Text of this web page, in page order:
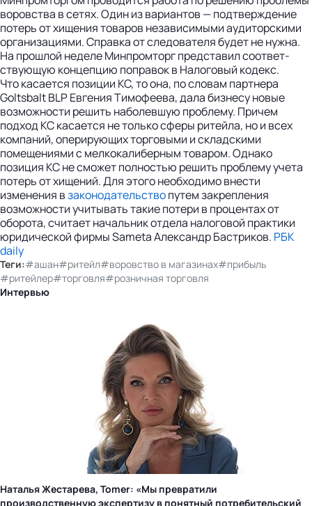
воров­ства в сетях. Один из вариантов — подтверждение
потерь от хищения товаров независимыми аудиторскими
организациями. Справка от следователя будет не нужна.
На прошлой неделе Минпромторг представил соответ­
ствующую концепцию поправок в Налоговый кодекс.
Что касается позиции КС, то она, по словам партнера
Goltsbalt BLP Евгения Тимофеева, дала бизнесу новые
возможности решить наболевшую проблему. Причем
подход КС касается не только сферы ритейла, но и всех
компаний, оперирующих торговыми и складскими
помещениями с мелкокалиберным товаром. Однако
позиция КС не сможет полностью решить проблему учета
потерь от хищений. Для этого необходимо внести
изменения взаконодательствопутем закрепления
возможности учитывать такие потери в процентах от
оборота, считает начальник отдела налоговой практики
юридической фирмы Sameta Александр Бастриков. РБК
daily
Теги:#ашан#ритейл#воровство в магазинах#прибыль
#ритейлер#торговля#розничная торговля
Интервью
Наталья Жестарева, Tomer: «Мы превратили
производственную экспертизу в понятный потребительский